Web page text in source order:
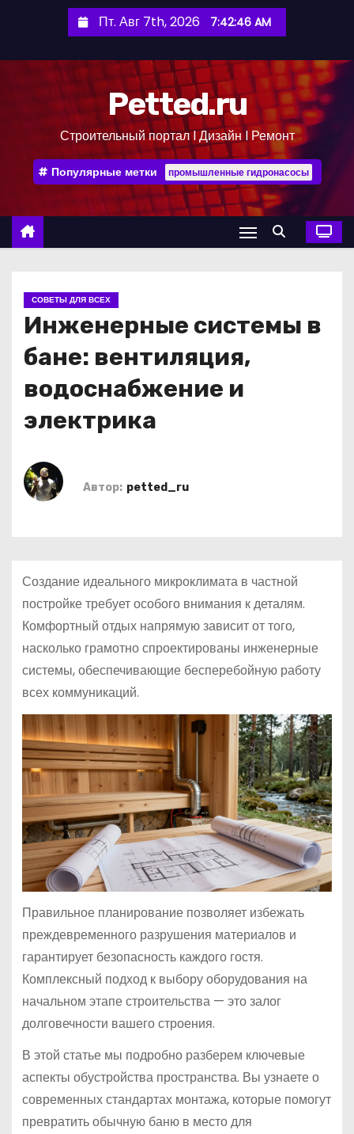
е
Пт. Авг 7th, 2026 7:42:47 AM
Petted.ru
Строительный портал l Дизайн l Ремонт
Популярные метки промышленные гидронасосы
СОВЕТЫ ДЛЯ ВСЕХ
Инженерные системы в
бане: вентиляция,
водоснабжение и
электрика
Автор: petted_ru
Создание идеального микроклимата в частной
постройке требует особого внимания к деталям.
Комфортный отдых напрямую зависит от того,
насколько грамотно спроектированы инженерные
системы, обеспечивающие бесперебойную работу
всех коммуникаций.
Правильное планирование позволяет избежать
преждевременного разрушения материалов и
гарантирует безопасность каждого гостя.
Комплексный подход к выбору оборудования на
начальном этапе строительства — это залог
долговечности вашего строения.
В этой статье мы подробно разберем ключевые
аспекты обустройства пространства. Вы узнаете о
современных стандартах монтажа, которые помогут
превратить обычную баню в место для